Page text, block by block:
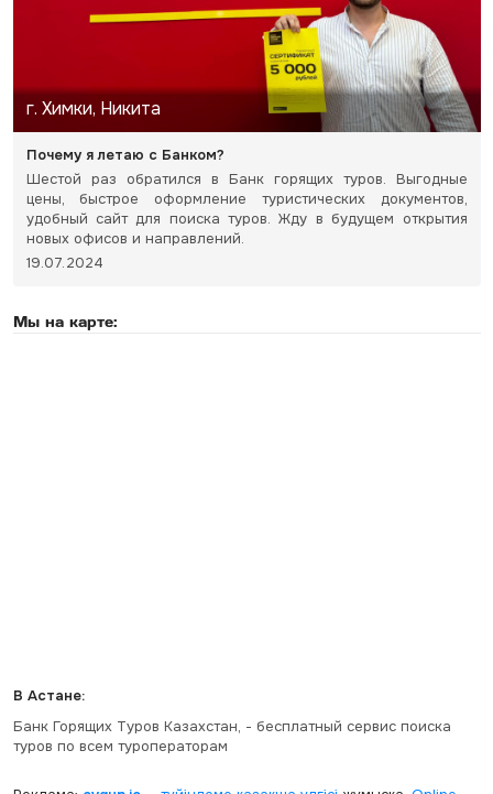
г. Химки, Никита
Почему я летаю с Банком?
Шестой раз обратился в Банк горящих туров. Выгодные
цены, быстрое оформление туристических документов,
удобный сайт для поиска туров. Жду в будущем открытия
новых офисов и направлений.
19.07.2024
Мы на карте:
В Астане:
Банк Горящих Туров Казахстан, - бесплатный сервис поиска
туров по всем туроператорам